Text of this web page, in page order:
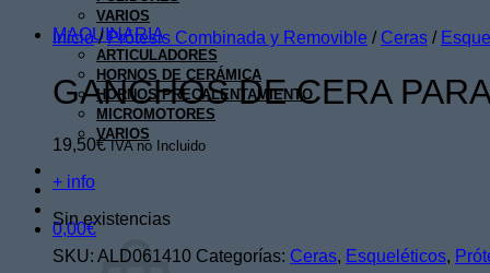
VARIOS
MAQUINARIA
ARTICULADORES
HORNOS DE CERÁMICA
HORNOS PRECALENTAMIENTO
MICROMOTORES
VARIOS
0,00€
Inicio / Prótesis Combinada y Removible / Ceras /
GANCHOS DE CERA
19,50€ IVA no Incluido
+ info
Sin existencias
SKU: ALD061410 Categorías: Ceras, Esqueléticos,